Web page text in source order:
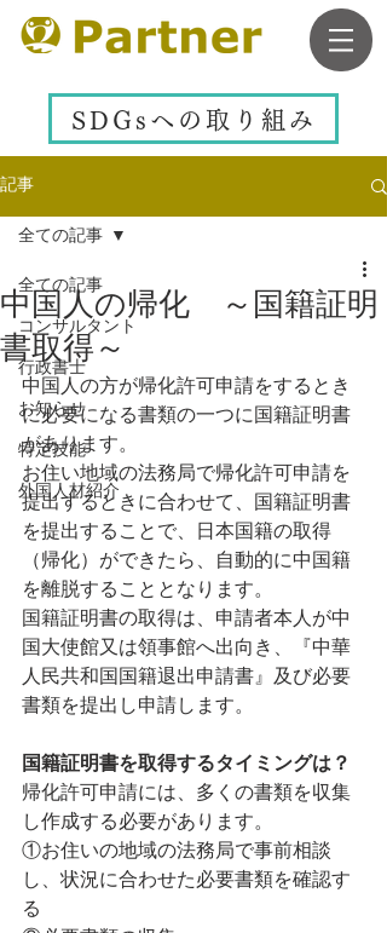
SDGsへの取り組み
記事
全ての記事
コンサルタント
行政書士
お知らせ
特定技能
外国人材紹介
全ての記事
中国人の帰化 ～国籍証明
書取得～
中国人の方が帰化許可申請をするとき
に必要になる書類の一つに国籍証明書
があります。
お住い地域の法務局で帰化許可申請を
提出するときに合わせて、国籍証明書
を提出することで、日本国籍の取得
（帰化）ができたら、自動的に中国籍
を離脱することとなります。
国籍証明書の取得は、申請者本人が中
国大使館又は領事館へ出向き、『中華
人民共和国国籍退出申請書』及び必要
書類を提出し申請します。
国籍証明書を取得するタイミングは？
帰化許可申請には、多くの書類を収集
し作成する必要があります。
①お住いの地域の法務局で事前相談
し、状況に合わせた必要書類を確認す
る